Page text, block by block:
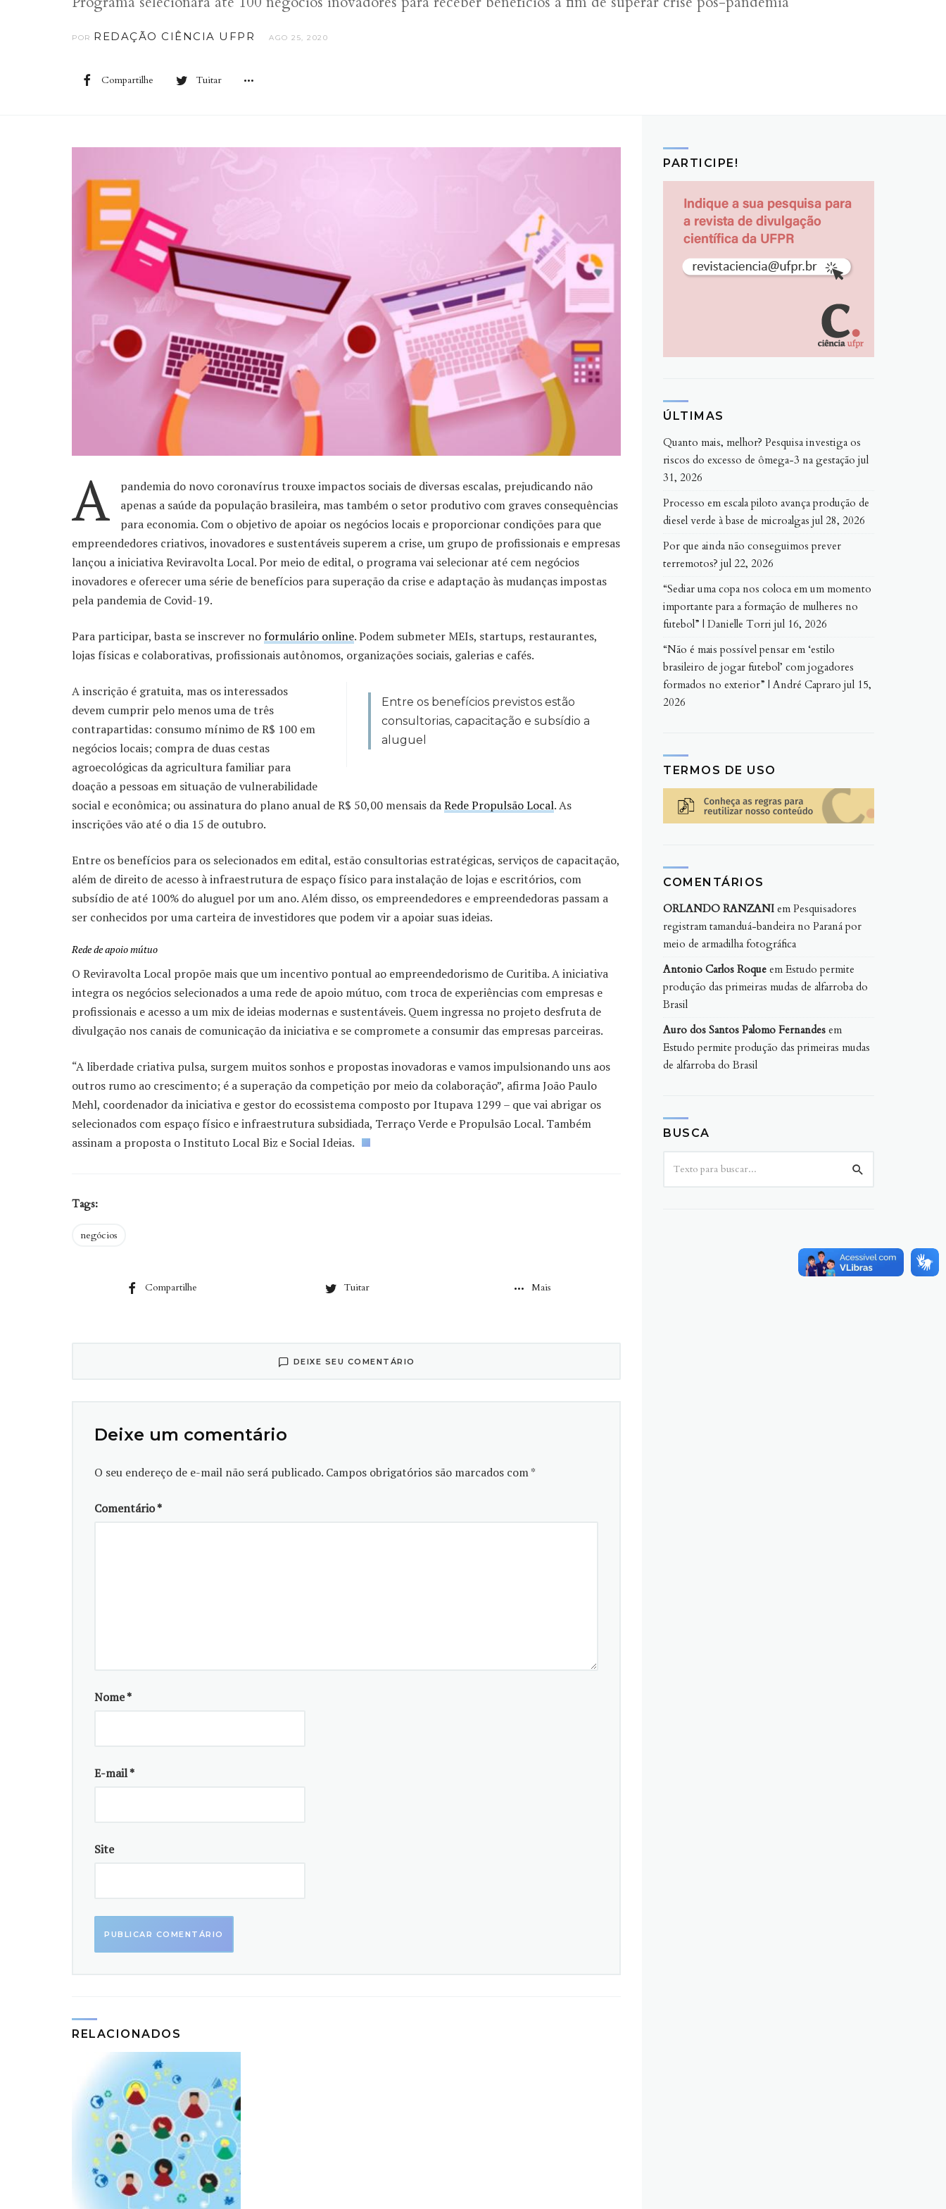
POR REDAÇÃO CIÊNCIA UFPR AGO 25, 2020
Compartilhe Tuitar
A
pandemia do novo coronavírus trouxe impactos sociais de diversas escalas, prejudicando não
apenas a saúde da população brasileira, mas também o setor produtivo com graves consequências
para economia. Com o objetivo de apoiar os negócios locais e proporcionar condições para que
empreendedores criativos, inovadores e sustentáveis superem a crise, um grupo de profissionais e empresas
lançou a iniciativa Reviravolta Local. Por meio de edital, o programa vai selecionar até cem negócios
inovadores e oferecer uma série de benefícios para superação da crise e adaptação às mudanças impostas
pela pandemia de Covid-19.
Para participar, basta se inscrever no formulário online. Podem submeter MEIs, startups, restaurantes,
lojas físicas e colaborativas, profissionais autônomos, organizações sociais, galerias e cafés.
Entre os benefícios previstos estão
consultorias, capacitação e subsídio a
aluguel
A inscrição é gratuita, mas os interessados
devem cumprir pelo menos uma de três
contrapartidas: consumo mínimo de R$ 100 em
negócios locais; compra de duas cestas
agroecológicas da agricultura familiar para
doação a pessoas em situação de vulnerabilidade
social e econômica; ou assinatura do plano anual de R$ 50,00 mensais daRede Propulsão Local. As
inscrições vão até o dia 15 de outubro.
Entre os benefícios para os selecionados em edital, estão consultorias estratégicas, serviços de capacitação,
além de direito de acesso à infraestrutura de espaço físico para instalação de lojas e escritórios, com
subsídio de até 100% do aluguel por um ano. Além disso, os empreendedores e empreendedoras passam a
ser conhecidos por uma carteira de investidores que podem vir a apoiar suas ideias.
Rede de apoio mútuo
O Reviravolta Local propõe mais que um incentivo pontual ao empreendedorismo de Curitiba. A iniciativa
integra os negócios selecionados a uma rede de apoio mútuo, com troca de experiências com empresas e
profissionais e acesso a um mix de ideias modernas e sustentáveis. Quem ingressa no projeto desfruta de
divulgação nos canais de comunicação da iniciativa e se compromete a consumir das empresas parceiras.
“A liberdade criativa pulsa, surgem muitos sonhos e propostas inovadoras e vamos impulsionando uns aos
outros rumo ao crescimento; é a superação da competição por meio da colaboração”, afirma João Paulo
Mehl, coordenador da iniciativa e gestor do ecossistema composto por Itupava 1299 – que vai abrigar os
selecionados com espaço físico e infraestrutura subsidiada, Terraço Verde e Propulsão Local. Também
assinam a proposta o Instituto Local Biz e Social Ideias.
Tags:
negócios
Compartilhe Tuitar Mais
DEIXE SEU COMENTÁRIO
Deixe um comentário
O seu endereço de e-mail não será publicado. Campos obrigatórios são marcados com*
Comentário*
Nome*
E-mail*
Site
RELACIONADOS
PARTICIPE!
ÚLTIMAS
Quanto mais, melhor? Pesquisa investiga os
riscos do excesso de ômega-3 na gestação jul
31, 2026
Processo em escala piloto avança produção de
diesel verde à base de microalgas jul 28, 2026
Por que ainda não conseguimos prever
terremotos? jul 22, 2026
“Sediar uma copa nos coloca em um momento
importante para a formação de mulheres no
futebol” | Danielle Torri jul 16, 2026
“Não é mais possível pensar em ‘estilo
brasileiro de jogar futebol’ com jogadores
formados no exterior” | André Capraro jul 15,
2026
TERMOS DE USO
COMENTÁRIOS
ORLANDO RANZANI em Pesquisadores
registram tamanduá-bandeira no Paraná por
meio de armadilha fotográfica
Antonio Carlos Roque em Estudo permite
produção das primeiras mudas de alfarroba do
Brasil
Auro dos Santos Palomo Fernandes em
Estudo permite produção das primeiras mudas
de alfarroba do Brasil
BUSCA